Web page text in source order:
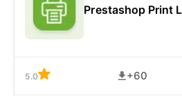
Prestashop Print
5.0 +60